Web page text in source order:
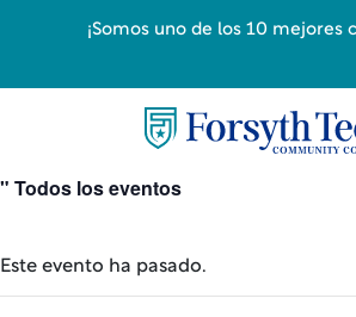
" Todos los eventos
Este evento ha pasado.
¡Somos uno de los 10 mejores